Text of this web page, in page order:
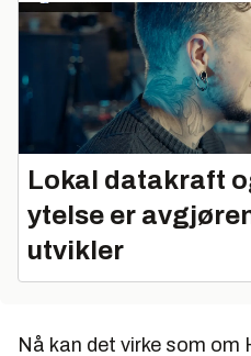
Lokal datakraft
ytelse er
utvikler
Nå kan det virke som om